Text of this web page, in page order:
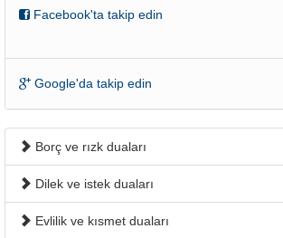
Facebook'ta takip edin
Google'da takip edin
Borç ve rızk duaları
Dilek ve istek duaları
Evlilik ve kısmet duaları